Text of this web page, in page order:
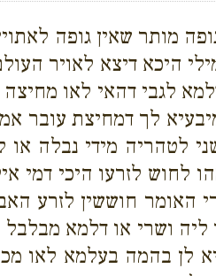
מותר שאין גופה
היכא דיצא לאויר
לגבי דהאי לאו
לך דמחיצת עובר
לטהריה מידי נבלה
לחוש לזרעו היכי דמי
האומר חוששין לזרע
ליה ושרי או דלמא
לן בהמה בעלמא לאו